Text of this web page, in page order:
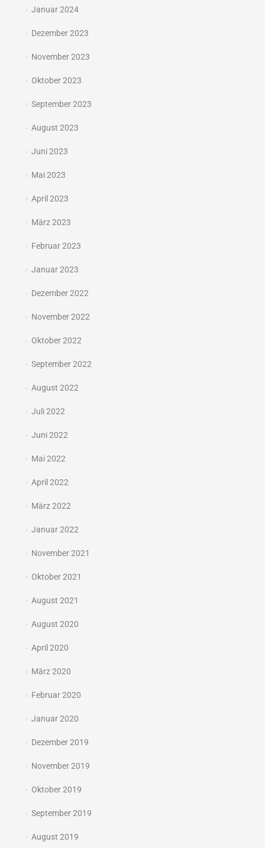
Januar 2024
Dezember 2023
November 2023
Oktober 2023
September 2023
August 2023
Juni 2023
Mai 2023
April 2023
März 2023
Februar 2023
Januar 2023
Dezember 2022
November 2022
Oktober 2022
September 2022
August 2022
Juli 2022
Juni 2022
Mai 2022
April 2022
März 2022
Januar 2022
November 2021
Oktober 2021
August 2021
August 2020
April 2020
März 2020
Februar 2020
Januar 2020
Dezember 2019
November 2019
Oktober 2019
September 2019
August 2019